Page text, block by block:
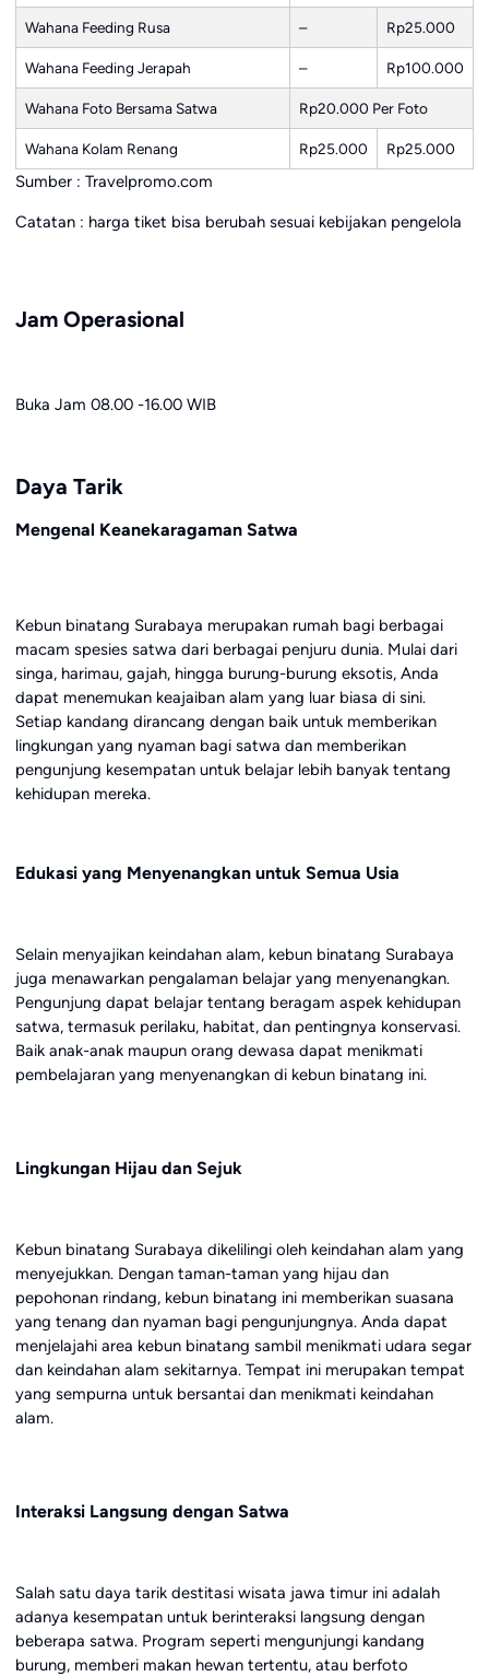
Wahana Feeding Rusa – Rp25.000
Wahana Feeding Jerapah – Rp100.000
Wahana Foto Bersama Satwa Rp20.000 Per Foto
Wahana Kolam Renang Rp25.000 Rp25.000
Sumber : Travelpromo.com
Catatan : harga tiket bisa berubah sesuai kebijakan pengelola
Jam Operasional
Buka Jam 08.00 -16.00 WIB
Daya Tarik
Mengenal Keanekaragaman Satwa
Kebun binatang Surabaya merupakan rumah bagi berbagai
macam spesies satwa dari berbagai penjuru dunia. Mulai dari
singa, harimau, gajah, hingga burung-burung eksotis, Anda
dapat menemukan keajaiban alam yang luar biasa di sini.
Setiap kandang dirancang dengan baik untuk memberikan
lingkungan yang nyaman bagi satwa dan memberikan
pengunjung kesempatan untuk belajar lebih banyak tentang
kehidupan mereka.
Edukasi yang Menyenangkan untuk Semua Usia
Selain menyajikan keindahan alam, kebun binatang Surabaya
juga menawarkan pengalaman belajar yang menyenangkan.
Pengunjung dapat belajar tentang beragam aspek kehidupan
satwa, termasuk perilaku, habitat, dan pentingnya konservasi.
Baik anak-anak maupun orang dewasa dapat menikmati
pembelajaran yang menyenangkan di kebun binatang ini.
Lingkungan Hijau dan Sejuk
Kebun binatang Surabaya dikelilingi oleh keindahan alam yang
menyejukkan. Dengan taman-taman yang hijau dan
pepohonan rindang, kebun binatang ini memberikan suasana
yang tenang dan nyaman bagi pengunjungnya. Anda dapat
menjelajahi area kebun binatang sambil menikmati udara segar
dan keindahan alam sekitarnya. Tempat ini merupakan tempat
yang sempurna untuk bersantai dan menikmati keindahan
alam.
Interaksi Langsung dengan Satwa
Salah satu daya tarik destitasi wisata jawa timur ini adalah
adanya kesempatan untuk berinteraksi langsung dengan
beberapa satwa. Program seperti mengunjungi kandang
burung, memberi makan hewan tertentu, atau berfoto